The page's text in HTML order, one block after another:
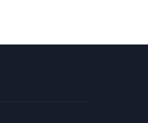
Planificación de